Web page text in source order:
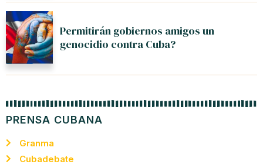
Permitirán gobiernos amigos un
genocidio contra Cuba?
PRENSA CUBANA
Granma
Cubadebate